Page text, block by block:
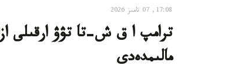
17:08, 07 تامىز 2026
ترامپ ا ق ش-تا تۋۋ ارقىلى
مالىمدەدى